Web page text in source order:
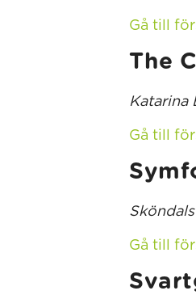
Gå till
The
Katarina
Gå till
Gå till